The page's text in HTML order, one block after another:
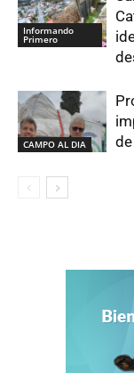
Informando
Primero
CAMPO AL DIA